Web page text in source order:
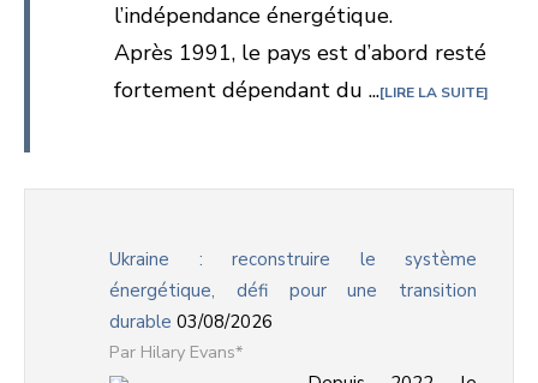
l’indépendance énergétique.
Après 1991, le pays est d’abord resté
fortement dépendant du ... LIRE LA SUITE
Ukraine : reconstruire le système
énergétique, défi pour une transition
durable 03/08/2026
Hilary Evans*